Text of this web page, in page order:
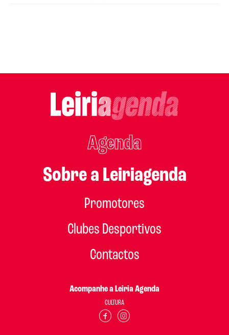
Agenda
Sobre a Leiriagenda
Promotores
Clubes Desportivos
Contactos
Acompanhe a Leiria Agenda
CULTURA